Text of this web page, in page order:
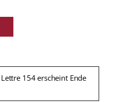
154 erscheint Ende